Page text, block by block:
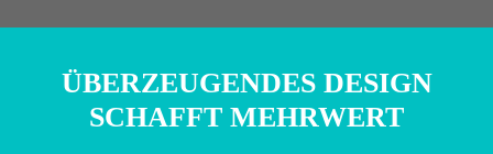
ÜBERZEUGENDES DESIGN
SCHAFFT MEHRWERT